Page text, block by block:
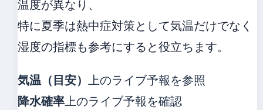
温度が異なり、
特に夏季は熱中症対策として気温だけでなく
湿度の指標も参考にすると役立ちます。
気温（目安） 上のライブ予報を参照
降水確率上のライブ予報を確認